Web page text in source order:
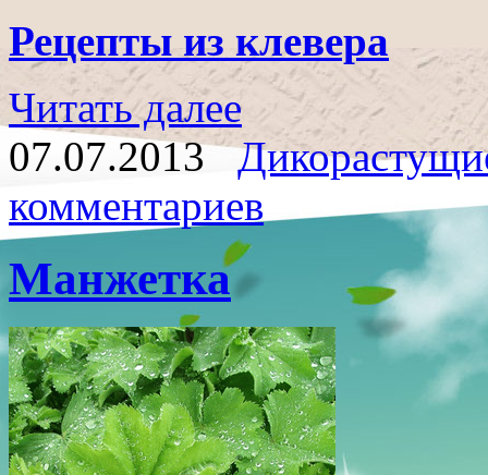
Рецепты из клевера
Читать далее
07.07.2013
комментариев
Манжетка